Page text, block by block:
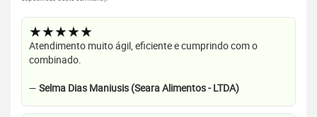
★★★★★
Atendimento muito ágil, eficiente e cumprindo com o
combinado.
— Selma Dias Maniusis (Seara Alimentos - LTDA)